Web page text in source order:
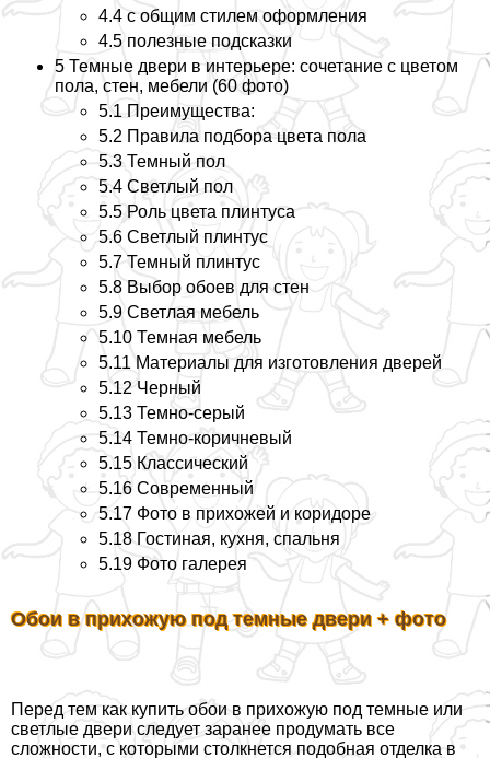
4.4с общим стилем оформления
4.5 полезные подсказки
5 Темные двери в интерьере: сочетание с цветом
пола, стен, мебели (60 фото)
5.1 Преимущества:
5.2 Правила подбора цвета пола
5.3 Темный пол
5.4 Светлый пол
5.5 Роль цвета плинтуса
5.6 Светлый плинтус
5.7 Темный плинтус
5.8Выбор обоев для стен
5.9 Светлая мебель
5.10 Темная мебель
5.11 Материалы для изготовления дверей
5.12Черный
5.13 Темно-серый
5.14 Темно-коричневый
5.15 Классический
5.16 Современный
5.17 Фото в прихожей и коридоре
5.18 Гостиная, кухня, спальня
5.19 Фото галерея
Обои в прихожую под темные двери + фото
Перед тем как купить обои в прихожую под темные или
светлые двери следует заранее продумать все
сложности, с которыми столкнется подобная отделка в